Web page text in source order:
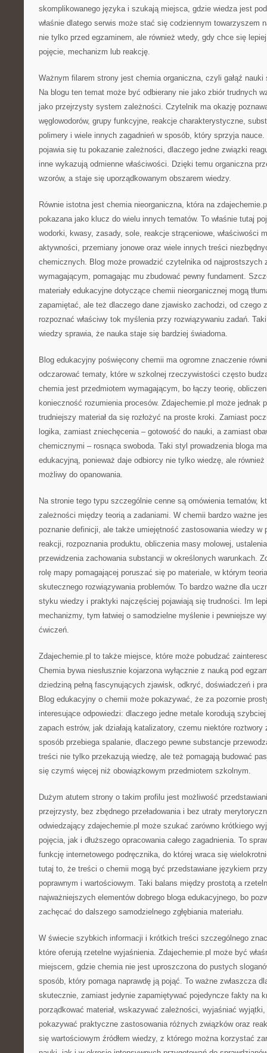
skomplikowanego języka i szukają miejsca, gdzie wiedza jest
właśnie dlatego serwis może stać się codziennym towarzyszem
nie tylko przed egzaminem, ale również wtedy, gdy chce się
pojęcie, mechanizm lub reakcję.
Ważnym filarem strony jest chemia organiczna, czyli gałąź nauki
Na blogu ten temat może być odbierany nie jako zbiór trudnych
jako przejrzysty system zależności. Czytelnik ma okazję
węglowodorów, grupy funkcyjne, reakcje charakterystyczne,
polimery i wiele innych zagadnień w sposób, który sprzyja
pojawia się tu pokazanie zależności, dlaczego jedne związki
inne wykazują odmienne właściwości. Dzięki temu organiczna
wzorów, a staje się uporządkowanym obszarem wiedzy.
Równie istotna jest chemia nieorganiczna, która na
pokazana jako klucz do wielu innych tematów. To właśnie tutaj
wodorki, kwasy, zasady, sole, reakcje strąceniowe, właściwości
aktywności, przemiany jonowe oraz wiele innych treści
chemicznych. Blog może prowadzić czytelnika od najprostszych
wymagającym, pomagając mu zbudować pewny fundament.
materiały edukacyjne dotyczące chemii nieorganicznej mogą
zapamiętać, ale też dlaczego dane zjawisko zachodzi, od czego
rozpoznać właściwy tok myślenia przy rozwiązywaniu zadań.
wiedzy sprawia, że nauka staje się bardziej świadoma.
Blog edukacyjny poświęcony chemii ma ogromne znaczenie
odczarować tematy, które w szkolnej rzeczywistości często
chemia jest przedmiotem wymagającym, bo łączy teorię,
konieczność rozumienia procesów. Zdajechemie.pl może jednak
trudniejszy materiał da się rozłożyć na proste kroki. Zamiast
logika, zamiast zniechęcenia – gotowość do nauki, a zamiast
chemicznymi – rosnąca swoboda. Taki styl prowadzenia bloga
edukacyjną, ponieważ daje odbiorcy nie tylko wiedzę, ale
możliwy do opanowania.
Na stronie tego typu szczególnie cenne są omówienia tematów,
zależności między teorią a zadaniami. W chemii bardzo ważne
poznanie definicji, ale także umiejętność zastosowania wiedzy w
reakcji, rozpoznania produktu, obliczenia masy molowej,
przewidzenia zachowania substancji w określonych warunkach.
rolę mapy pomagającej poruszać się po materiale, w którym
skutecznego rozwiązywania problemów. To bardzo ważne dla
styku wiedzy i praktyki najczęściej pojawiają się trudności. Im
mechanizmy, tym łatwiej o samodzielne myślenie i pewniejsze
ćwiczeń.
Zdajechemie.pl to także miejsce, które może pobudzać
Chemia bywa niesłusznie kojarzona wyłącznie z nauką pod
dziedziną pełną fascynujących zjawisk, odkryć, doświadczeń i
Blog edukacyjny o chemii może pokazywać, że za pozornie
interesujące odpowiedzi: dlaczego jedne metale korodują
zapach estrów, jak działają katalizatory, czemu niektóre roztwory
sposób przebiega spalanie, dlaczego pewne substancje
treści nie tylko przekazują wiedzę, ale też pomagają budować
się czymś więcej niż obowiązkowym przedmiotem szkolnym.
Dużym atutem strony o takim profilu jest możliwość
przejrzysty, bez zbędnego przeładowania i bez utraty
odwiedzający zdajechemie.pl może szukać zarówno krótkiego
pojęcia, jak i dłuższego opracowania całego zagadnienia. To
funkcję internetowego podręcznika, do której wraca się
tutaj to, że treści o chemii mogą być przedstawiane językiem
poprawnym i wartościowym. Taki balans między prostotą a
najważniejszych elementów dobrego bloga edukacyjnego, bo
zachęcać do dalszego samodzielnego zgłębiania materiału.
W świecie szybkich informacji i krótkich treści szczególnego
które oferują rzetelne wyjaśnienia. Zdajechemie.pl może być
miejscem, gdzie chemia nie jest uproszczona do pustych
sposób, który pomaga naprawdę ją pojąć. To ważne zwłaszcza
skutecznie, zamiast jedynie zapamiętywać pojedyncze fakty na
porządkować materiał, wskazywać zależności, wyjaśniać
pokazywać praktyczne zastosowania różnych związków oraz
się wartościowym źródłem wiedzy, z którego można korzystać